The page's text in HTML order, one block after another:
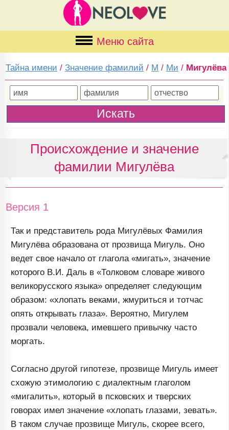
Меню сайта
Тайна имени /Значение фамилий / М / Ми / Мигулёва
Происхождение и значение
фамилии Мигулёва
Версия 1
Так и представитель рода Мигулёвых Фамилия
Мигулёва образована от прозвища Мигуль. Оно
ведет свое начало от глагола «мигать», значение
которого В.И. Даль в «Толковом словаре живого
великорусского языка» определяет следующим
образом: «хлопать веками, жмуриться и тотчас
опять открывать глаза». Вероятно, Мигулем
прозвали человека, имевшего привычку часто
моргать.
Согласно другой гипотезе, прозвище Мигуль имеет
схожую этимологию с диалектным глаголом
«мигалить», который в псковских и тверских
говорах имел значение «хлопать глазами, зевать».
В таком случае прозвище Мигуль, скорее всего,